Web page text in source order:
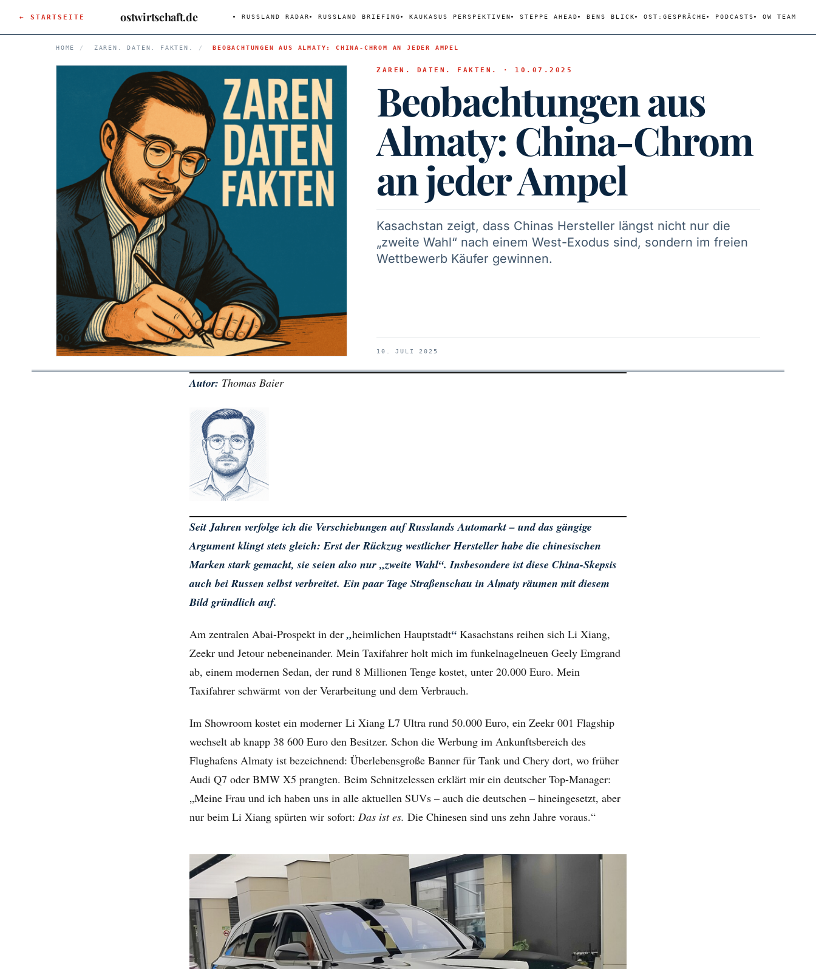
← STARTSEITE ostwirtschaft.de RUSSLAND RADAR RUSSLAND BRIEFING KAUKASUS PERSPEKTIVEN STEPPE AHEAD BENS BLICK OST:GESPRÄCHE PODCASTS OW TEAM
HOME / ZAREN. DATEN. FAKTEN. / BEOBACHTUNGEN AUS ALMATY: CHINA-CHROM AN JEDER AMPEL
ZAREN. DATEN. FAKTEN. · 10.07.2025
Beobachtungen aus
Almaty: China-Chrom
an jeder Ampel
Kasachstan zeigt, dass Chinas Hersteller längst nicht nur die
„zweite Wahl“ nach einem West-Exodus sind, sondern im freien
Wettbewerb Käufer gewinnen.
10. JULI 2025
Autor: Thomas Baier
Seit Jahren verfolge ich die Verschiebungen auf Russlands Automarkt – und das gängige
Argument klingt stets gleich: Erst der Rückzug westlicher Hersteller habe die chinesischen
Marken stark gemacht, sie seien also nur „zweite Wahl“. Insbesondere ist diese China-Skepsis
auch bei Russen selbst verbreitet. Ein paar Tage Straßenschau in Almaty räumen mit diesem
Bild gründlich auf.
Am zentralen Abai-Prospekt in der „heimlichen Hauptstadt“ Kasachstans reihen sich Li Xiang,
Zeekr und Jetour nebeneinander. Mein Taxifahrer holt mich im funkelnagelneuen Geely Emgrand
ab, einem modernen Sedan, der rund 8 Millionen Tenge kostet, unter 20.000 Euro. Mein
Taxifahrer schwärmt von der Verarbeitung und dem Verbrauch.
Im Showroom kostet ein moderner Li Xiang L7 Ultra rund 50.000 Euro, ein Zeekr 001 Flagship
wechselt ab knapp 38 600 Euro den Besitzer. Schon die Werbung im Ankunftsbereich des
Flughafens Almaty ist bezeichnend: Überlebensgroße Banner für Tank und Chery dort, wo früher
Audi Q7 oder BMW X5 prangten. Beim Schnitzelessen erklärt mir ein deutscher Top-Manager:
„Meine Frau und ich haben uns in alle aktuellen SUVs – auch die deutschen – hineingesetzt, aber
nur beim Li Xiang spürten wir sofort: Das ist es. Die Chinesen sind uns zehn Jahre voraus.“